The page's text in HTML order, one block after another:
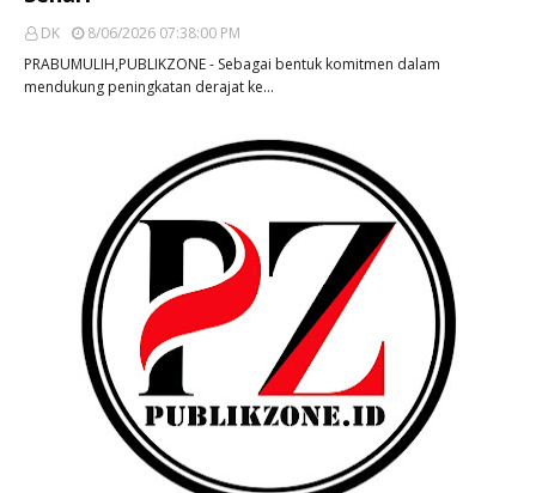
DK
8/06/2026 07:38:00 PM
PRABUMULIH,PUBLIKZONE - Sebagai bentuk komitmen dalam
mendukung peningkatan derajat ke…